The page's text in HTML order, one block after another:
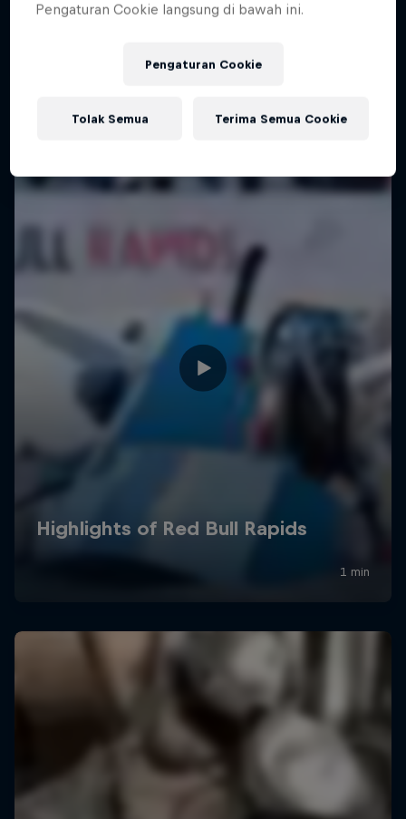
Challenging the status quo with Red Bull
Pengaturan Cookie langsung di bawah ini.
Pengaturan Cookie
Tolak Semua Terima Semua Cookie